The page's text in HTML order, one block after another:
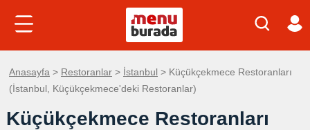
Anasayfa > Restoranlar > İstanbul > Küçükçekmece Restoranları
(İstanbul, Küçükçekmece'deki Restoranlar)
Küçükçekmece Restoranları